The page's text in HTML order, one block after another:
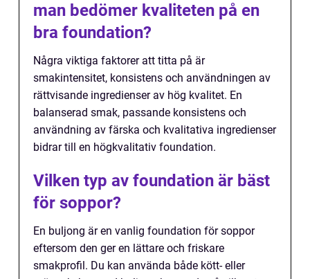
man bedömer kvaliteten på en
bra foundation?
Några viktiga faktorer att titta på är
smakintensitet, konsistens och användningen av
rättvisande ingredienser av hög kvalitet. En
balanserad smak, passande konsistens och
användning av färska och kvalitativa ingredienser
bidrar till en högkvalitativ foundation.
Vilken typ av foundation är bäst
för soppor?
En buljong är en vanlig foundation för soppor
eftersom den ger en lättare och friskare
smakprofil. Du kan använda både kött- eller